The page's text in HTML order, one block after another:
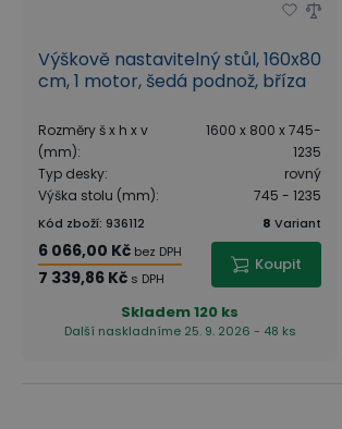
Výškově nastavitelný stůl, 160x80
cm, 1 motor, šedá podnož, bříza
Rozměry š x h x v
(mm):
1600 x 800 x 745-
1235
Typ desky:
rovný
Výška stolu (mm): 745 - 1235
Kód zboží: 936112 8 Variant
6 066,00 Kč bez DPH
7 339,86 Kč s DPH
Koupit
Skladem120 ks
Další naskladníme 25. 9. 2026 - 48 ks